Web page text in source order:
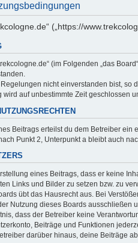
(„https://
(im Folgenden „das
nicht einverstanden bist, so
wird auf unbestimmte Zeit geschlossen
Beitrags erteilst du dem Betreiber
Punkt 2, Unterpunkt a bleibt auch
eines Beitrags, dass er keine
Links und Bilder zu setzen bzw. zu
übt das Hausrecht aus. Bei
Nutzung dieses Boards ausschließen
dass der Betreiber keine
Beiträge und Funktionen
darüber hinaus, deine Beiträge